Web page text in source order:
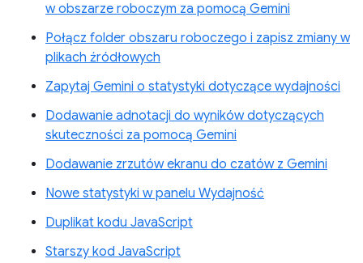
w obszarze roboczym za pomocą Gemini
Połącz folder obszaru roboczego i zapisz zmiany w
plikach źródłowych
Zapytaj Gemini o statystyki dotyczące wydajności
Dodawanie adnotacji do wyników dotyczących
skuteczności za pomocą Gemini
Dodawanie zrzutów ekranu do czatów z Gemini
Nowe statystyki w panelu Wydajność
Duplikat kodu JavaScript
Starszy kod JavaScript